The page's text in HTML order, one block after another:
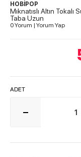
HOBİPOP
Mıknatıslı Altın
Taba Uzun
0 Yorum | Yorum Yap
ADET